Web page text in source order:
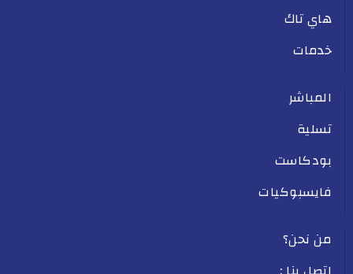
هاي تاك
خدمات
المباشر
تسلية
بودكاست
فايسبوكيات
من نحن؟